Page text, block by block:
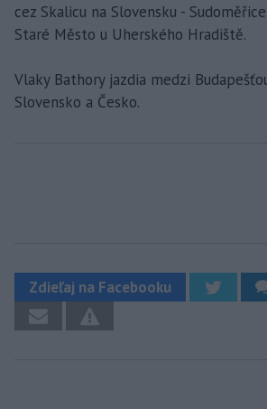
cez Skalicu na Slovensku -
Staré Město u Uherského Hradiště.
Vlaky Bathory jazdia medzi
Slovensko a Česko.
Zdieľaj na Facebooku